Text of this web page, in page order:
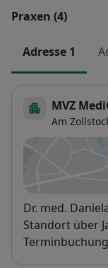
Praxen (4)
Adresse 1
MVZ
Am
Dr. med.
Standort über